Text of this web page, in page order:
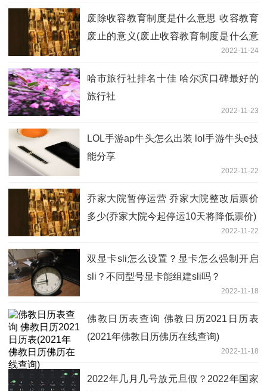
废除收容教育制度是什么意思 收容教育
废止的意义(废止收容教育制度是什么意
2022-11-24
哈市旅行社排名十佳 哈尔滨口碑最好的
旅行社
2022-11-23
LOL手游ap牛头怎么出装 lol手游牛头e技
能分享
2022-11-22
乔家大院暂停运营 乔家大院整改后票价
多少(乔家大院今起停运10天将降低票价)
2022-11-22
双显卡sli怎么设置？显卡怎么强制开启
sli？不同型号显卡能组建sli吗？
2022-11-18
佛教日历表查询 佛教日历2021日历表
(2021年佛教日历佛历在线查询)
2022-11-18
2022年几月几号放元旦假？2022年国家